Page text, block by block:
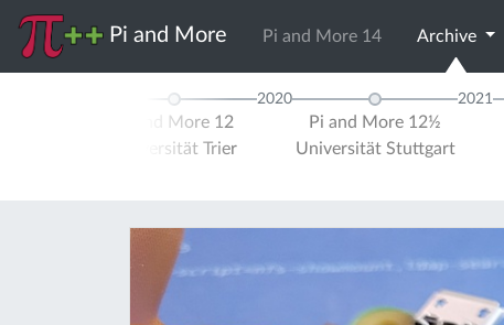
Pi and More Pi and More 14 Archive
Pi and More 12
Universität Trier
2020
Pi and More 12½
Universität Stuttgart
2021